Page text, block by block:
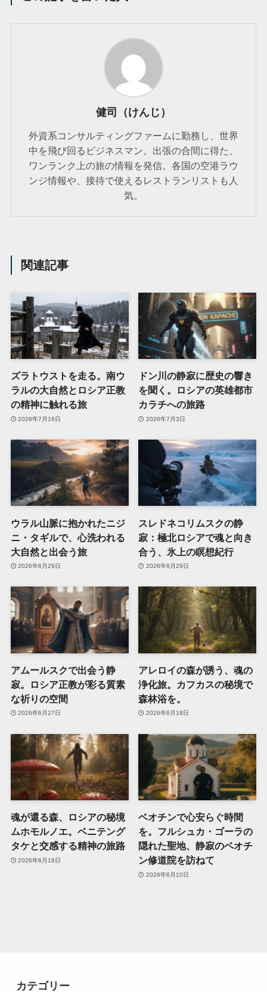
健司（けんじ）
外資系コンサルティングファームに勤務し、世界
中を飛び回るビジネスマン。出張の合間に得た、
ワンランク上の旅の情報を発信。各国の空港ラウ
ンジ情報や、接待で使えるレストランリストも人
気。
関連記事
ズラトウストを走る。南ウ
ラルの大自然とロシア正教
の精神に触れる旅
2026年7月16日
ドン川の静寂に歴史の響き
を聞く。ロシアの英雄都市
カラチへの旅路
2026年7月3日
ウラル山脈に抱かれたニジ
ニ・タギルで、心洗われる
大自然と出会う旅
2026年6月29日
スレドネコリムスクの静
寂：極北ロシアで魂と向き
合う、氷上の瞑想紀行
2026年6月29日
アムールスクで出会う静
寂。ロシア正教が彩る質素
な祈りの空間
2026年6月27日
アレロイの森が誘う、魂の
浄化旅。カフカスの秘境で
森林浴を。
2026年6月19日
魂が還る森、ロシアの秘境
ムホモルノエ。ベニテング
タケと交感する精神の旅路
2026年6月18日
ベオチンで心安らぐ時間
を。フルシュカ・ゴーラの
隠れた聖地、静寂のベオチ
ン修道院を訪ねて
2026年6月10日
カテゴリー